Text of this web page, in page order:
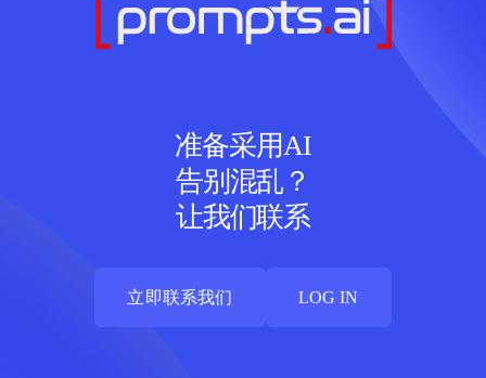
准备采用AI
告别混乱？
让我们联系
立即联系我们
LOG IN